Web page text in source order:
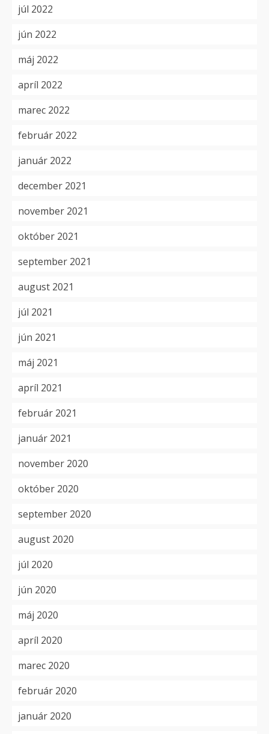
júl 2022
jún 2022
máj 2022
apríl 2022
marec 2022
február 2022
január 2022
december 2021
november 2021
október 2021
september 2021
august 2021
júl 2021
jún 2021
máj 2021
apríl 2021
február 2021
január 2021
november 2020
október 2020
september 2020
august 2020
júl 2020
jún 2020
máj 2020
apríl 2020
marec 2020
február 2020
január 2020